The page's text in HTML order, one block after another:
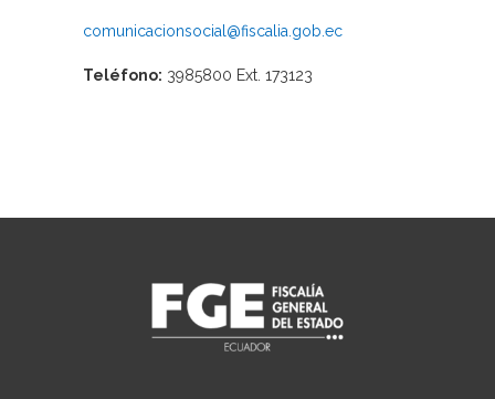
comunicacionsocial@fiscalia.gob.ec
Teléfono: 3985800 Ext. 173123